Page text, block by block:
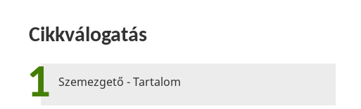
Cikkválogatás
1 Szemezgető - Tartalom